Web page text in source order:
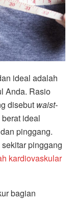
ideal adalah
Anda. Rasio
disebut waist-
ideal
pinggang.
pinggang
kardiovaskular
bagian